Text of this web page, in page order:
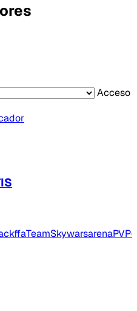
Acceso
TeamSkywarsarenaPVP